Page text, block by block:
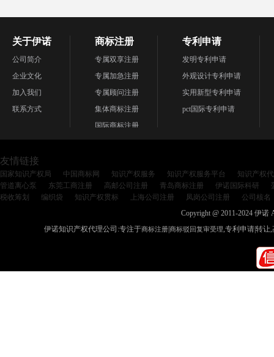
关于伊诺
公司简介
企业文化
加入我们
联系方式
商标注册
专属双享注册
专属加急注册
专属顾问注册
集体商标注册
国际商标注册
专利申请
发明专利申请
外观设计专利申请
实用新型专利申请
pct国际专利申请
友情链接
国家知识产权局 中国商标网 知识产权服务 知识产权服务平台
知识产权
管道离心泵
东莞工商注册 高邮公司注册 青岛商标注册 伊诺国际科研
税收筹划
编织袋 知识产权贯标 上海公司注册 凤岗公司注册
公司核名
Copyright @ 2011-2024 伊诺
伊诺知识产权代理公司:专注于商标注册商标驳回复审受理,专利申请|转让